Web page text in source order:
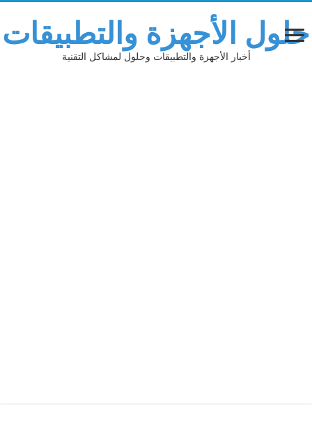
حلول الأجهزة والتطبيقات
أخبار الأجهزة والتطبيقات وحلول لمشاكل التقنية